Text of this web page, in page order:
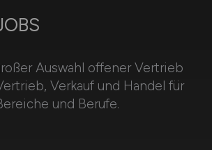
Auswahl offener Vertrieb
Verkauf und Handel für
und Berufe.